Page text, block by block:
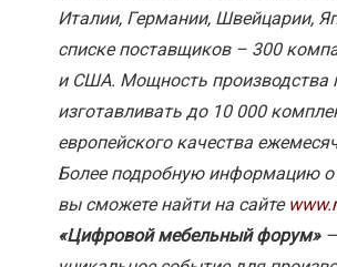
Италии, Германии, Швейцарии,
списке поставщиков – 300
и США. Мощность производства
изготавливать до 10 000
европейского качества
Более подробную информацию
вы сможете найти на сайте
«Цифровой мебельный форум»—